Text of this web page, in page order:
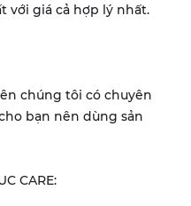
với giá cả hợp lý nhất.
chúng tôi có chuyên
bạn nên dùng sản
CARE: